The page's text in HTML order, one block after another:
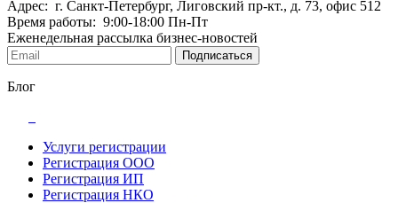
Адрес: г. Санкт-Петербург, Лиговский пр-кт., д. 73, офис 512
Время работы: 9:00-18:00 Пн-Пт
Еженедельная рассылка бизнес-новостей
Подписаться
Блог
Услуги регистрации
Регистрация ООО
Регистрация ИП
Регистрация НКО